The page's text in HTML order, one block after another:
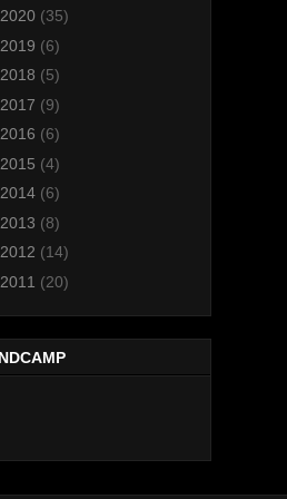
2020 (35)
2019 (6)
2018 (5)
2017 (9)
2016 (6)
2015 (4)
2014 (6)
2013 (8)
2012 (14)
2011 (20)